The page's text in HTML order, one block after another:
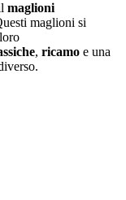
maglioni
maglioni si
, ricamo e una